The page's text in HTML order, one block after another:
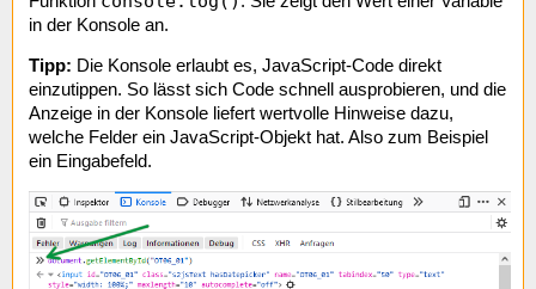
in der Konsole an.
Tipp: Die Konsole erlaubt es, JavaScript-Code direkt
einzutippen. So lässt sich Code schnell ausprobieren, und die
Anzeige in der Konsole liefert wertvolle Hinweise dazu,
welche Felder ein JavaScript-Objekt hat. Also zum Beispiel
ein Eingabefeld.